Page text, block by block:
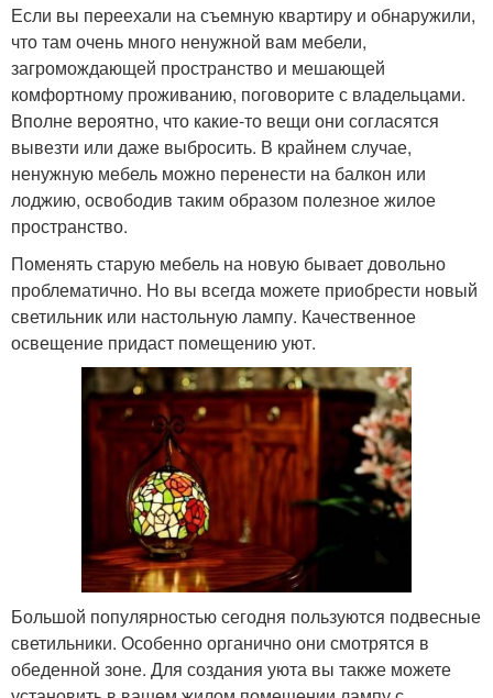
Если вы переехали на съемную квартиру и обнаружили,
что там очень много ненужной вам мебели,
загромождающей пространство и мешающей
комфортному проживанию, поговорите с владельцами.
Вполне вероятно, что какие-то вещи они согласятся
вывезти или даже выбросить. В крайнем случае,
ненужную мебель можно перенести на балкон или
лоджию, освободив таким образом полезное жилое
пространство.
Поменять старую мебель на новую бывает довольно
проблематично. Но вы всегда можете приобрести новый
светильник или настольную лампу. Качественное
освещение придаст помещению уют.
Большой популярностью сегодня пользуются подвесные
светильники. Особенно органично они смотрятся в
обеденной зоне. Для создания уюта вы также можете